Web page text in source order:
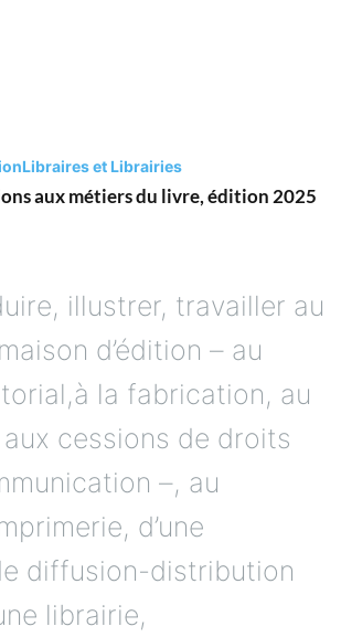
Libraires et Librairies
aux métiers du livre, édition 2025
illustrer, travailler au
d’édition – au
la fabrication, au
cessions de droits
–, au
d’une
diffusion-distribution
librairie,